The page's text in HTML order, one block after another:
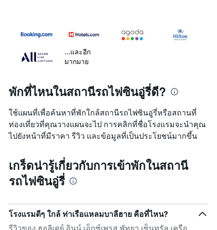
...และอีก
มากมาย
พักที่ไหนในสถานีรถไฟซินอู่รี่ดี?
ใช้แผนที่เพื่อค้นหาที่พักใกล้สถานีรถไฟซินอู่รี่หรือสถานที่
ท่องเที่ยวที่คุณวางแผนจะไป การคลิกที่ชื่อโรงแรมจะนำคุณ
ไปยังหน้าที่มีราคา รีวิว และข้อมูลที่เป็นประโยชน์มากขึ้น
เกร็ดน่ารู้เกี่ยวกับการเข้าพักในสถานี
รถไฟซินอู่รี่
โรงแรมดีๆ ใกล้ ท่าเรือแหลมบาลีฮาย คือที่ไหน?